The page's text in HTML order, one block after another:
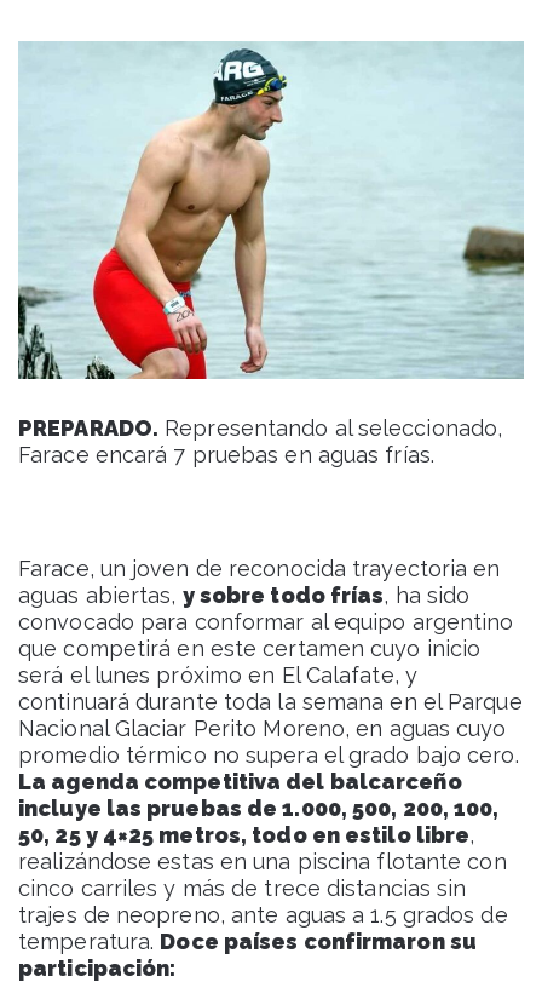
PREPARADO. Representando al seleccionado,
Farace encará 7 pruebas en aguas frías.
Farace, un joven de reconocida trayectoria en
aguas abiertas, y sobre todo frías, ha sido
convocado para conformar al equipo argentino
que competirá en este certamen cuyo inicio
será el lunes próximo en El Calafate, y
continuará durante toda la semana en el Parque
Nacional Glaciar Perito Moreno, en aguas cuyo
promedio térmico no supera el grado bajo cero.
La agenda competitiva del balcarceño
incluye las pruebas de 1.000, 500, 200, 100,
50, 25 y 4×25 metros, todo en estilo libre,
realizándose estas en una piscina flotante con
cinco carriles y más de trece distancias sin
trajes de neopreno, ante aguas a 1.5 grados de
temperatura. Doce países confirmaron su
participación: